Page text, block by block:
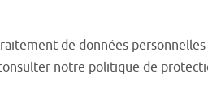
de données
notre politique de